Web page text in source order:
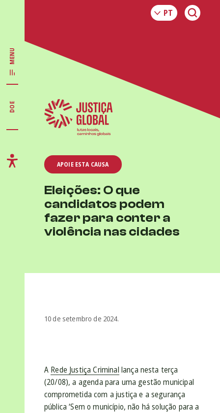
MENU
DOE
APOIE ESTA CAUSA
Eleições: O que
candidatos podem
fazer para conter a
violência nas cidades
10 de setembro de 2024.
A Rede Justiça Criminal lança nesta terça
(20/08), a agenda para uma gestão municipal
comprometida com a justiça e a segurança
pública ‘Sem o município, não há solução para a